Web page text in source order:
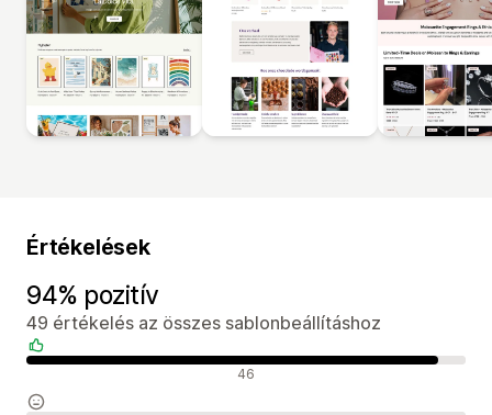
Értékelések
94% pozitív
49 értékelés az összes sablonbeállításhoz
Pozitív értékelések 46